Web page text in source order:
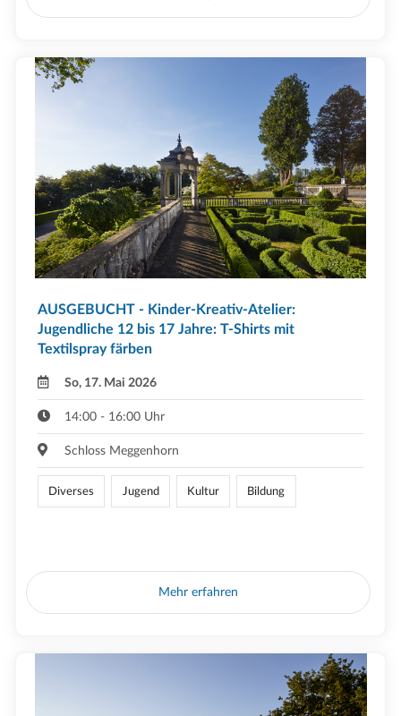
AUSGEBUCHT - Kinder-Kreativ-Atelier:
Jugendliche 12 bis 17 Jahre: T-Shirts mit
Textilspray färben
So, 17. Mai 2026
14:00 - 16:00 Uhr
Schloss Meggenhorn
Diverses Jugend Kultur Bildung
Mehr erfahren